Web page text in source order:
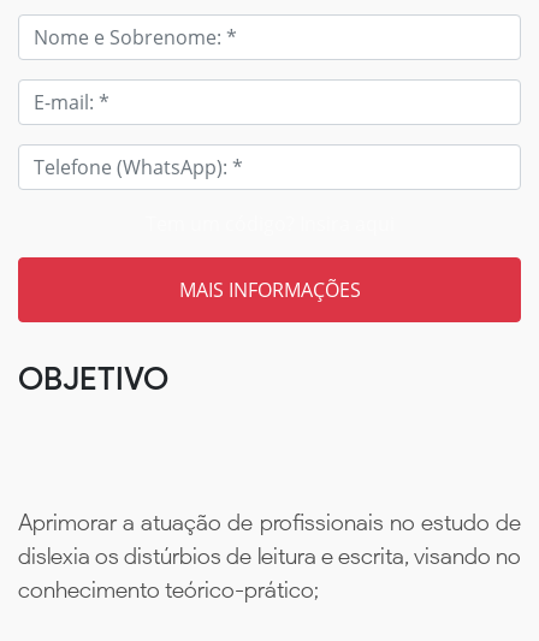
OBJETIVO
Aprimorar a atuação de profissionais no estudo de
dislexia os distúrbios de leitura e escrita, visando no
conhecimento teórico-prático;